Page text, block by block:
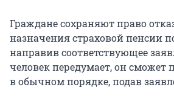
Граждане сохраняют право
назначения страховой пенсии
направив соответствующее
человек передумает, он сможет
в обычном порядке, подав